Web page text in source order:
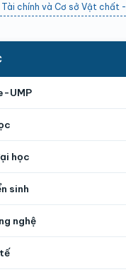
chính và Cơ sở Vật chất -
UMP
học
sinh
nghệ